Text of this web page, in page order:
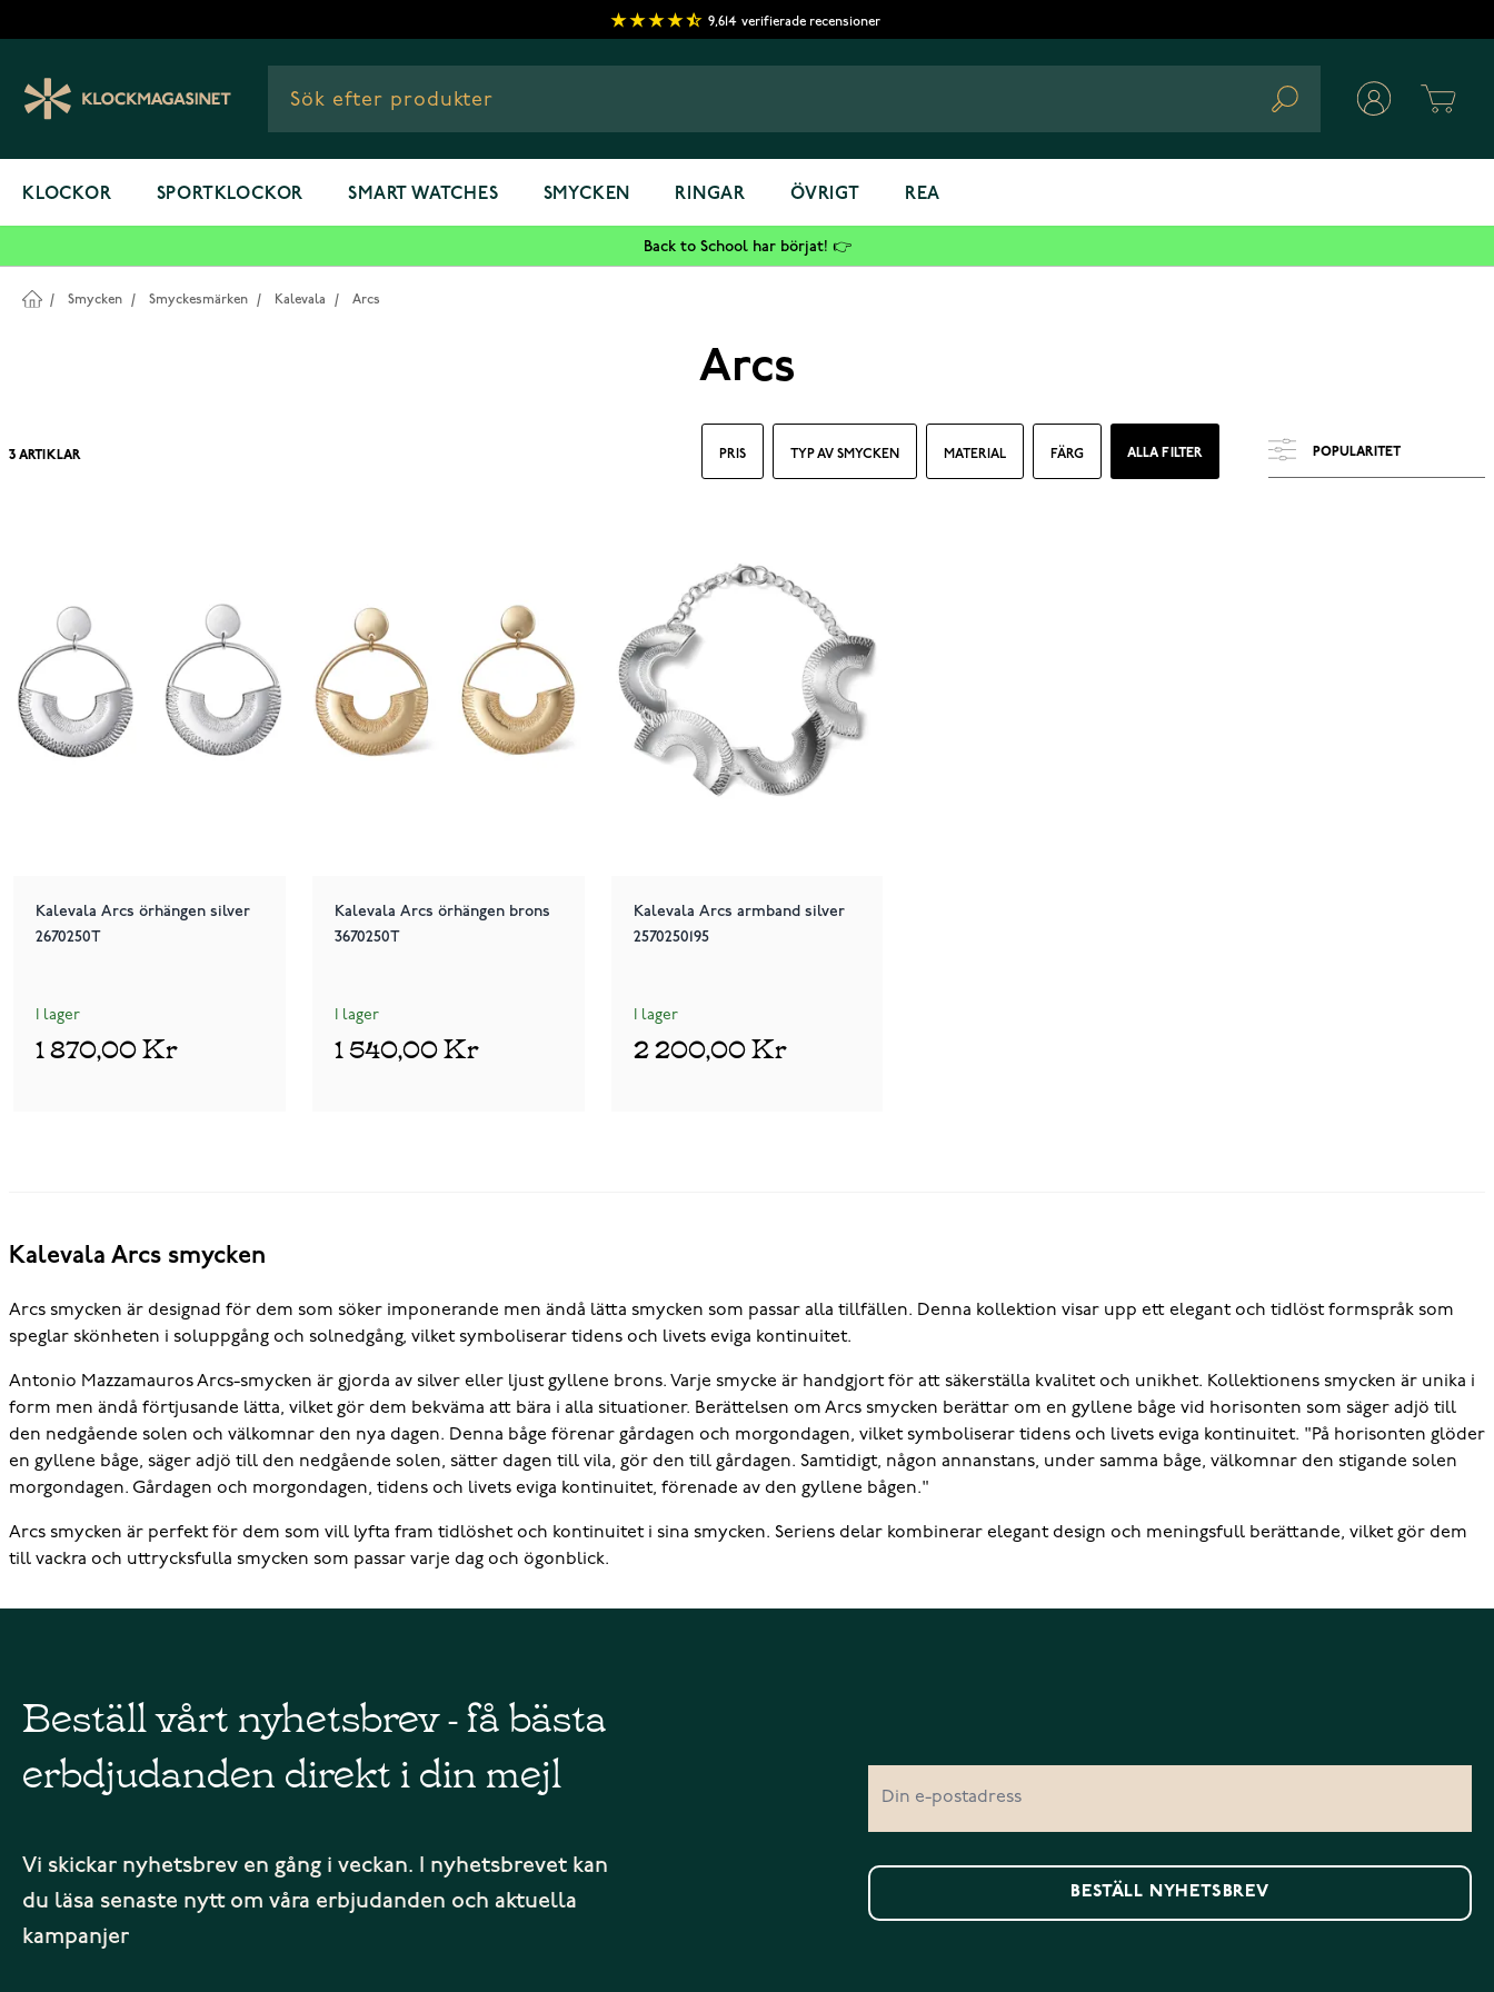
9,614 verifierade recensioner
Search
KLOCKOR SPORTKLOCKOR SMART WATCHES SMYCKEN RINGAR ÖVRIGT REA
Back to School har börjat! 👉
/ Smycken / Smyckesmärken / Kalevala / Arcs
Arcs
PRIS TYP AV SMYCKEN MATERIAL FÄRG ALLA FILTER
3 ARTIKLAR
Kalevala Arcs örhängen silver
2670250T
I lager
1 870,00 Kr
Kalevala Arcs örhängen brons
3670250T
I lager
1 540,00 Kr
Kalevala Arcs armband silver
2570250195
I lager
2 200,00 Kr
Kalevala Arcs smycken
Arcs smycken är designad för dem som söker imponerande men ändå lätta smycken som passar alla tillfällen. Denna kollektion visar upp ett elegant och tidlöst formspråk som
speglar skönheten i soluppgång och solnedgång, vilket symboliserar tidens och livets eviga kontinuitet.
Antonio Mazzamauros Arcs-smycken är gjorda av silver eller ljust gyllene brons. Varje smycke är handgjort för att säkerställa kvalitet och unikhet. Kollektionens smycken är unika i
form men ändå förtjusande lätta, vilket gör dem bekväma att bära i alla situationer. Berättelsen om Arcs smycken berättar om en gyllene båge vid horisonten som säger adjö till
den nedgående solen och välkomnar den nya dagen. Denna båge förenar gårdagen och morgondagen, vilket symboliserar tidens och livets eviga kontinuitet. "På horisonten glöder
en gyllene båge, säger adjö till den nedgående solen, sätter dagen till vila, gör den till gårdagen. Samtidigt, någon annanstans, under samma båge, välkomnar den stigande solen
morgondagen. Gårdagen och morgondagen, tidens och livets eviga kontinuitet, förenade av den gyllene bågen."
Arcs smycken är perfekt för dem som vill lyfta fram tidlöshet och kontinuitet i sina smycken. Seriens delar kombinerar elegant design och meningsfull berättande, vilket gör dem
till vackra och uttrycksfulla smycken som passar varje dag och ögonblick.
Beställ vårt nyhetsbrev - få bästa
erbdjudanden direkt i din mejl
Vi skickar nyhetsbrev en gång i veckan. I nyhetsbrevet kan
du läsa senaste nytt om våra erbjudanden och aktuella
kampanjer
BESTÄLL NYHETSBREV